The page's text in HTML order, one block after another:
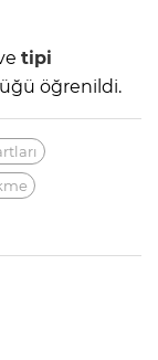
tipi
öğrenildi.